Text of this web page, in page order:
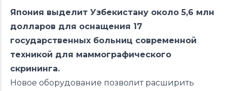
Япония выделит Узбекистану около 5,6 млн
долларов для оснащения 17
государственных больниц современной
техникой для маммографического
скрининга.
Новое оборудование позволит расширить